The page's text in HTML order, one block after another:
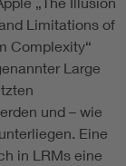
Limitations of
Complexity“
Large
und – wie
Eine
in LRMs eine